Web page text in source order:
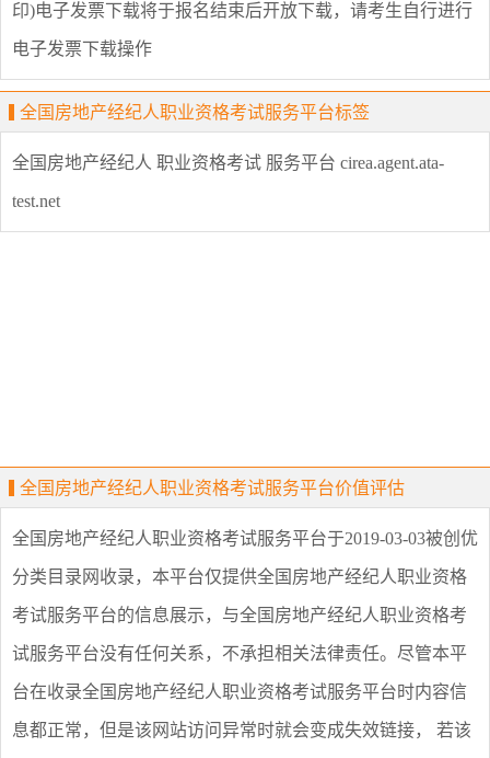
印)电子发票下载将于报名结束后开放下载，请考生自行进行
电子发票下载操作
全国房地产经纪人职业资格考试服务平台标签
全国房地产经纪人 职业资格考试 服务平台 cirea.agent.ata-
test.net
全国房地产经纪人职业资格考试服务平台价值评估
全国房地产经纪人职业资格考试服务平台于2019-03-03被创优
分类目录网收录，本平台仅提供全国房地产经纪人职业资格
考试服务平台的信息展示，与全国房地产经纪人职业资格考
试服务平台没有任何关系，不承担相关法律责任。尽管本平
台在收录全国房地产经纪人职业资格考试服务平台时内容信
息都正常，但是该网站访问异常时就会变成失效链接， 若该